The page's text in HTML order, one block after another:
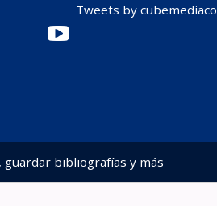
Tweets by cubemediaco
bibliografías y más